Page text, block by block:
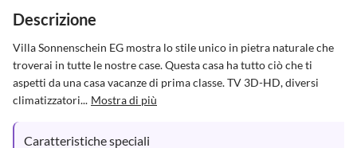
Descrizione
Villa Sonnenschein EG mostra lo stile unico in pietra naturale che
troverai in tutte le nostre case. Questa casa ha tutto ciò che ti
aspetti da una casa vacanze di prima classe. TV 3D-HD, diversi
climatizzatori... Mostra di più
Caratteristiche speciali